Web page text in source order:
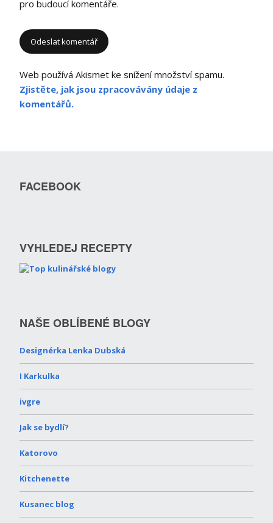
pro budoucí komentáře.
Web používá Akismet ke snížení množství spamu.
Zjistěte, jak jsou zpracovávány údaje z
komentářů.
FACEBOOK
VYHLEDEJ RECEPTY
NAŠE OBLÍBENÉ BLOGY
Designérka Lenka Dubská
I Karkulka
ivgre
Jak se bydlí?
Katorovo
Kitchenette
Kusanec blog